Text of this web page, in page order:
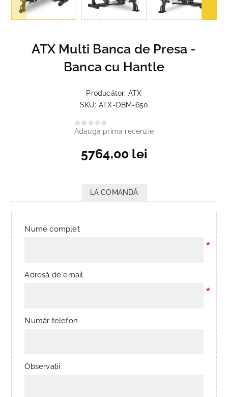
ATX Multi Banca de Presa -
Banca cu Hantle
Producător: ATX
SKU: ATX-OBM-650
Adaugă prima recenzie
5764,00 lei
LA COMANDĂ
Nume complet
*
Adresă de email
*
Număr telefon
Observații